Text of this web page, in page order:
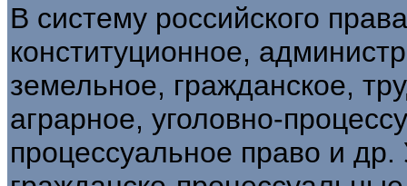
В систему российского
конституционное,
земельное, гражданское,
аграрное, уголовно-
процессуальное право и